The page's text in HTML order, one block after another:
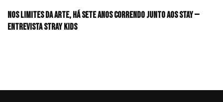
Nos limites da arte, há sete anos correndo junto aos STAY —
Entrevista Stray Kids